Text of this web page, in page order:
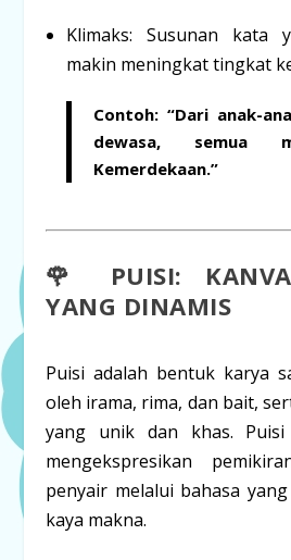
Klimaks: Susunan kata
makin meningkat tingkat
Contoh:“Dari anak-
dewasa, semua
Kemerdekaan.”
🌹 PUISI:
YANG DINAMIS
Puisi adalah bentuk karya
oleh irama, rima, dan bait,
yang unik dan khas.
mengekspresikan
penyair melalui bahasa
kaya makna.